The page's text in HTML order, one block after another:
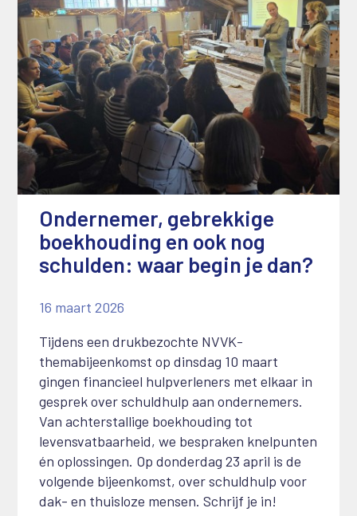
Ondernemer, gebrekkige
boekhouding en ook nog
schulden: waar begin je dan?
16 maart 2026
Tijdens een drukbezochte NVVK-
themabijeenkomst op dinsdag 10 maart
gingen financieel hulpverleners met elkaar in
gesprek over schuldhulp aan ondernemers.
Van achterstallige boekhouding tot
levensvatbaarheid, we bespraken knelpunten
én oplossingen. Op donderdag 23 april is de
volgende bijeenkomst, over schuldhulp voor
dak- en thuisloze mensen. Schrijf je in!